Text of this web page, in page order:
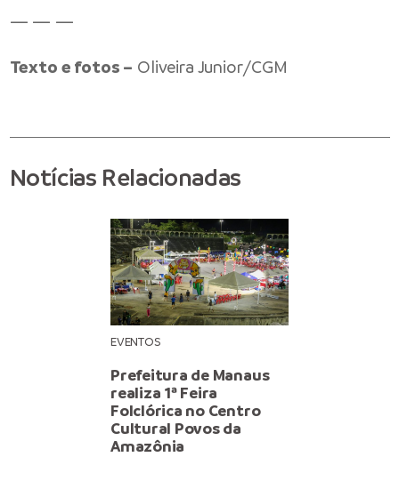
— — —
Texto e fotos – Oliveira Junior/CGM
Notícias Relacionadas
EVENTOS
Prefeitura de Manaus
realiza 1ª Feira
Folclórica no Centro
Cultural Povos da
Amazônia